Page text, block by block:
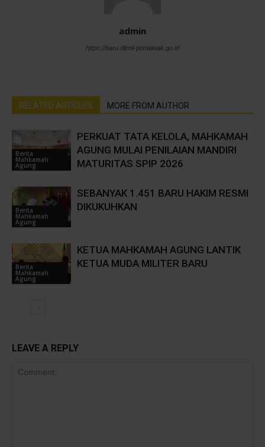
admin
https://baru.dilmil-pontianak.go.id
RELATED ARTICLES MORE FROM AUTHOR
Berita
Mahkamah
Agung
PERKUAT TATA KELOLA, MAHKAMAH
AGUNG MULAI PENILAIAN MANDIRI
MATURITAS SPIP 2026
Berita
Mahkamah
Agung
SEBANYAK 1.451 BARU HAKIM RESMI
DIKUKUHKAN
Berita
Mahkamah
Agung
KETUA MAHKAMAH AGUNG LANTIK
KETUA MUDA MILITER BARU
LEAVE A REPLY